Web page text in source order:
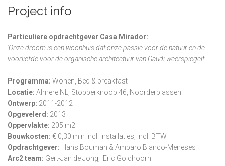
Project info
Particuliere opdrachtgever Casa Mirador:
‘Onze droom is een woonhuis dat onze passie voor de natuur en de
voorliefde voor de organische architectuur van Gaudi weerspiegelt’
Programma: Wonen, Bed & breakfast
Locatie: Almere NL, Stopperknoop 46, Noorderplassen
Ontwerp: 2011-2012
Opgevelerd: 2013
Oppervlakte: 205 m2
Bouwkosten: € 0,30 mln incl. installaties, incl. BTW
Opdrachtgever: Hans Bouman & Amparo Blanco-Meneses
Arc2 team: Gert-Jan de Jong, Eric Goldhoorn